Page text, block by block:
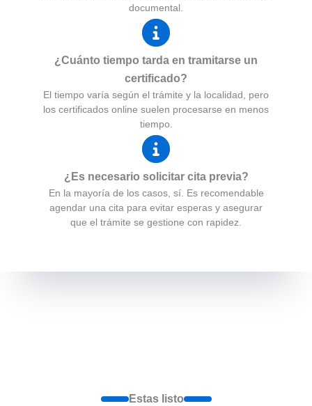
documental.
¿Cuánto tiempo tarda en tramitarse un
certificado?
El tiempo varía según el trámite y la localidad, pero
los certificados online suelen procesarse en menos
tiempo.
¿Es necesario solicitar cita previa?
En la mayoría de los casos, sí. Es recomendable
agendar una cita para evitar esperas y asegurar
que el trámite se gestione con rapidez.
Estas listo